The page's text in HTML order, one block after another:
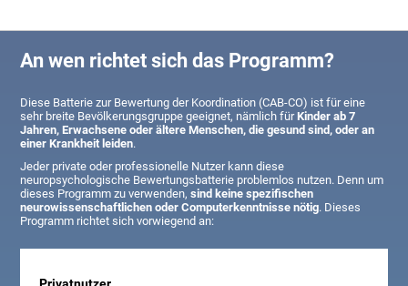
An wen richtet sich das Programm?
Diese Batterie zur Bewertung der Koordination (CAB-CO) ist für eine
sehr breite Bevölkerungsgruppe geeignet, nämlich fürKinder ab 7
Jahren, Erwachsene oder ältere Menschen, die gesund sind, oder an
einer Krankheit leiden.
Jeder private oder professionelle Nutzer kann diese
neuropsychologische Bewertungsbatterie problemlos nutzen. Denn um
dieses Programm zu verwenden,sind keine spezifischen
neurowissenschaftlichen oder Computerkenntnisse nötig. Dieses
Programm richtet sich vorwiegend an: